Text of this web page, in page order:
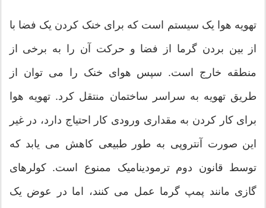
تهویه هوا یک سیستم است که برای خنک کردن یک فضا با
از بین بردن گرما از فضا و حرکت آن را به برخی از
منطقه خارج است. سپس هوای خنک را می توان از
طریق تهویه به سراسر ساختمان منتقل کرد. تهویه هوا
برای کار کردن به مقداری ورودی کار احتیاج دارد، در غیر
این صورت آنتروپی به طور طبیعی کاهش می یابد که
توسط قانون دوم ترمودینامیک ممنوع است. کولرهای
گازی مانند پمپ گرما عمل می کنند، اما در عوض یک